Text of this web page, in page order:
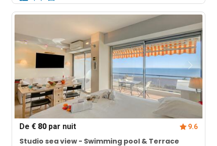
De€ 80 par nuit 9.6
Studio sea view - Swimming pool & Terrace